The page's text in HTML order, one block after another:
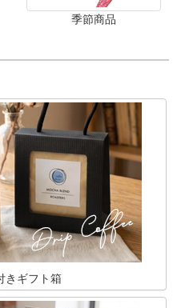
季節商品
きギフト箱